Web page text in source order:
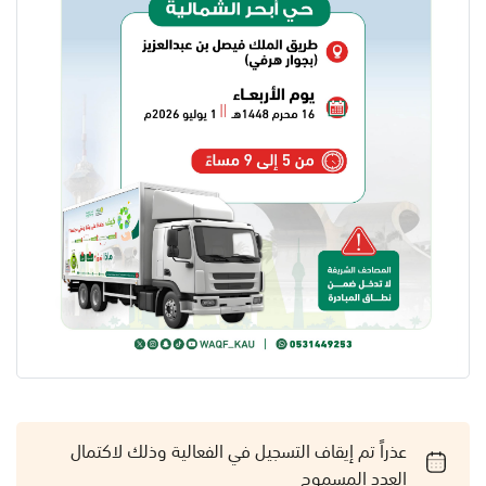
عذراً تم إيقاف التسجيل في الفعالية وذلك لاكتمال
العدد المسموح